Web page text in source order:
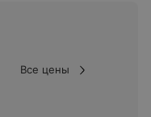
Все цены